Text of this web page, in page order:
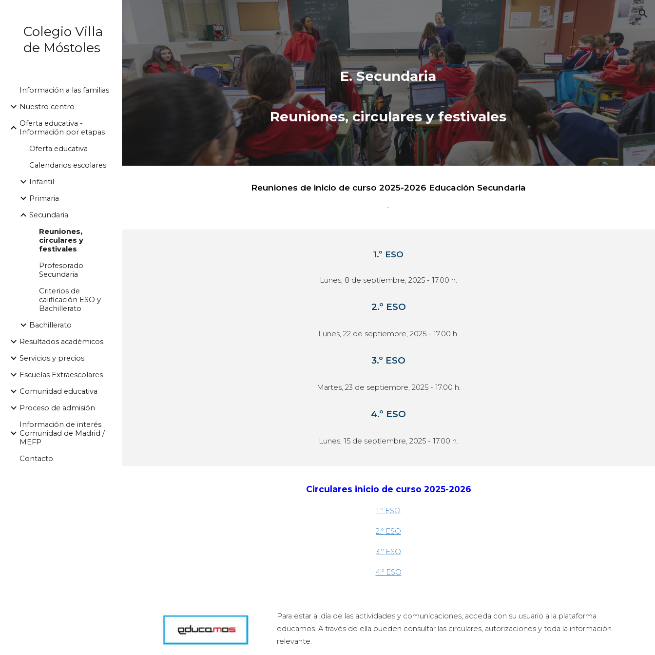
Skip to main content Skip to navigation
Colegio Villa
de Móstoles
Información a las familias
Nuestro centro
Oferta educativa -
Información por etapas
Oferta educativa
Calendarios escolares
Infantil
Primaria
Secundaria
Reuniones,
circulares y
festivales
Profesorado
Secundaria
Criterios de
calificación ESO y
Bachillerato
Bachillerato
Resultados académicos
Servicios y precios
Escuelas Extraescolares
Comunidad educativa
Proceso de admisión
Información de interés
Comunidad de Madrid /
MEFP
Contacto
E.Secundaria
Reuniones, circulares y festivales
Reuniones de inicio de curso 2025-2026 Educación Secundaria
-
1.º ESO
Lunes, 8 de septiembre, 2025 - 17.00 h.
2.º ESO
Lunes, 22 de septiembre, 2025 - 17.00 h.
3.º ESO
Martes, 23 de septiembre, 2025 - 17.00 h.
4.º ESO
Lunes, 15 de septiembre, 2025 - 17.00 h.
Circulares inicio de curso 2025-2026
1.º ESO
2.º ESO
3.º ESO
4.º ESO
Para estar al día de las actividades y comunicaciones, acceda con su usuario a la plataforma
educamos. A través de ella pueden consultar las circulares, autorizaciones y toda la información
relevante.